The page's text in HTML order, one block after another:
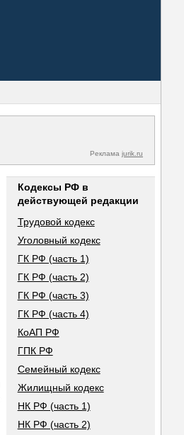
Реклама jurik.ru
Кодексы РФ в
действующей редакции
Трудовой кодекс
Уголовный кодекс
ГК РФ (часть 1)
ГК РФ (часть 2)
ГК РФ (часть 3)
ГК РФ (часть 4)
КоАП РФ
ГПК РФ
Семейный кодекс
Жилищный кодекс
НК РФ (часть 1)
НК РФ (часть 2)